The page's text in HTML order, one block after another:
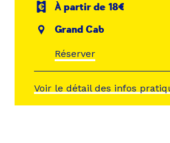
À partir de 18€
Grand Cab
Réserver
Voir le détail des infos